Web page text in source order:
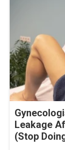
Leakage
(Stop